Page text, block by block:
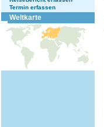
Termin erfassen
Weltkarte